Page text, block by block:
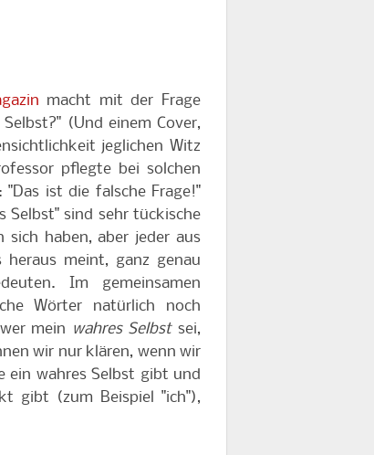
macht mit der Frage
(Und einem Cover,
jeglichen Witz
pflegte bei solchen
"Das ist die falsche Frage!"
Selbst" sind sehr tückische
sich haben, aber jeder aus
heraus meint, ganz genau
Im gemeinsamen
Wörter natürlich noch
mein wahres Selbstsei,
wir nur klären, wenn wir
ein wahres Selbst gibt und
gibt (zum Beispiel "ich"),